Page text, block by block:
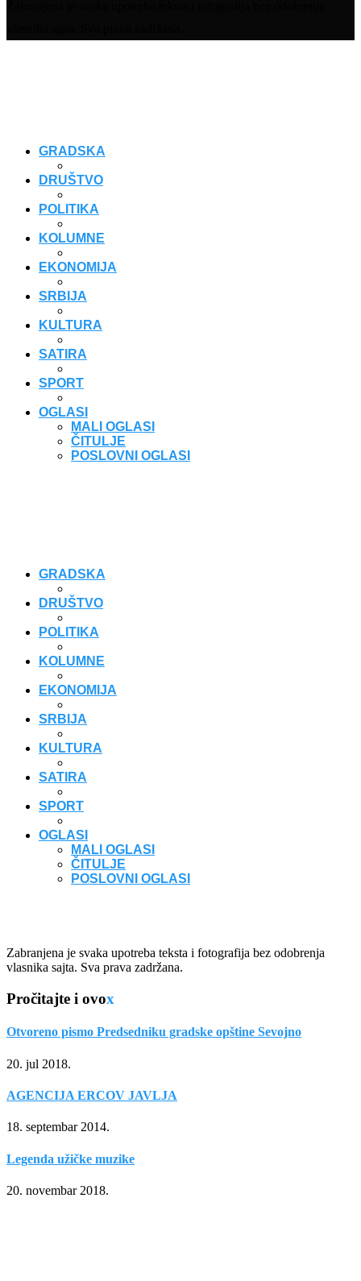
GRADSKA
DRUŠTVO
POLITIKA
KOLUMNE
EKONOMIJA
SRBIJA
KULTURA
SATIRA
SPORT
OGLASI
MALI OGLASI
ČITULJE
POSLOVNI OGLASI
GRADSKA
DRUŠTVO
POLITIKA
KOLUMNE
EKONOMIJA
SRBIJA
KULTURA
SATIRA
SPORT
OGLASI
MALI OGLASI
ČITULJE
POSLOVNI OGLASI
Zabranjena je svaka upotreba teksta i fotografija bez odobrenja
vlasnika sajta. Sva prava zadržana.
Pročitajte i ovox
Otvoreno pismo Predsedniku gradske opštine Sevojno
20. jul 2018.
AGENCIJA ERCOV JAVLJA
18. septembar 2014.
Legenda užičke muzike
20. novembar 2018.